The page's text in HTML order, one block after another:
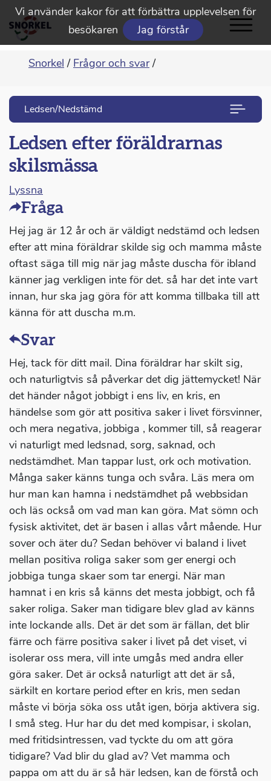
Vi använder kakor för att förbättra upplevelsen för
besökaren
Jag förstår
Snorkel / Frågor och svar /
Ledsen/Nedstämd
Ledsen efter föräldrarnas
skilsmässa
Lyssna
Fråga
Hej jag är 12 år och är väldigt nedstämd och ledsen
efter att mina föräldrar skilde sig och mamma måste
oftast säga till mig när jag måste duscha för ibland
känner jag verkligen inte för det. så har det inte vart
innan, hur ska jag göra för att komma tillbaka till att
känna för att duscha m.m.
Svar
Hej, tack för ditt mail. Dina föräldrar har skilt sig,
och naturligtvis så påverkar det dig jättemycket! När
det händer något jobbigt i ens liv, en kris, en
händelse som gör att positiva saker i livet försvinner,
och mera negativa, jobbiga , kommer till, så reagerar
vi naturligt med ledsnad, sorg, saknad, och
nedstämdhet. Man tappar lust, ork och motivation.
Många saker känns tunga och svåra. Läs mera om
hur man kan hamna i nedstämdhet på webbsidan
och läs också om vad man kan göra. Mat sömn och
fysisk aktivitet, det är basen i allas vårt mående. Hur
sover och äter du? Sedan behöver vi baland i livet
mellan positiva roliga saker som ger energi och
jobbiga tunga skaer som tar energi. När man
hamnat i en kris så känns det mesta jobbigt, och få
saker roliga. Saker man tidigare blev glad av känns
inte lockande alls. Det är det som är fällan, det blir
färre och färre positiva saker i livet på det viset, vi
isolerar oss mera, vill inte umgås med andra eller
göra saker. Det är också naturligt att det är så,
särkilt en kortare period efter en kris, men sedan
måste vi börja söka oss utåt igen, börja aktivera sig.
I små steg. Hur har du det med kompisar, i skolan,
med fritidsintressen, vad tyckte du om att göra
tidigare? Vad blir du glad av? Vet mamma och
pappa om att du är så här ledsen, kan de förstå och